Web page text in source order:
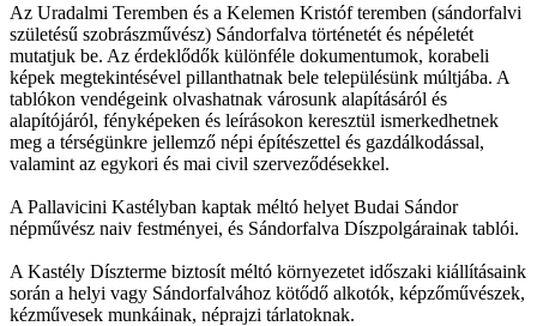
Az Uradalmi Teremben és a Kelemen Kristóf teremben (sándorfalvi
születésű szobrászművész) Sándorfalva történetét és népéletét
mutatjuk be. Az érdeklődők különféle dokumentumok, korabeli
képek megtekintésével pillanthatnak bele településünk múltjába. A
tablókon vendégeink olvashatnak városunk alapításáról és
alapítójáról, fényképeken és leírásokon keresztül ismerkedhetnek
meg a térségünkre jellemző népi építészettel és gazdálkodással,
valamint az egykori és mai civil szerveződésekkel.
A Pallavicini Kastélyban kaptak méltó helyet Budai Sándor
népművész naiv festményei, és Sándorfalva Díszpolgárainak tablói.
A Kastély Díszterme biztosít méltó környezetet időszaki kiállításaink
során a helyi vagy Sándorfalvához kötődő alkotók, képzőművészek,
kézművesek munkáinak, néprajzi tárlatoknak.